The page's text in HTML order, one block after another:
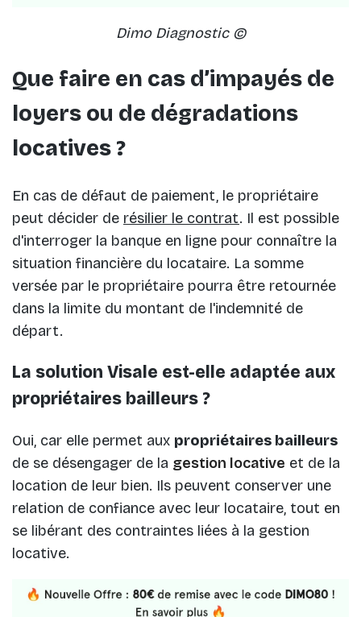
Dimo Diagnostic ©
Que faire en cas d’impayés de
loyers ou de dégradations
locatives ?
En cas de défaut de paiement, le propriétaire
peut décider de résilier le contrat. Il est possible
d'interroger la banque en ligne pour connaître la
situation financière du locataire. La somme
versée par le propriétaire pourra être retournée
dans la limite du montant de l'indemnité de
départ.
La solution Visale est-elle adaptée aux
propriétaires bailleurs ?
Oui, car elle permet aux propriétaires bailleurs
de se désengager de la gestion locative et de la
location de leur bien. Ils peuvent conserver une
relation de confiance avec leur locataire, tout en
se libérant des contraintes liées à la gestion
locative.